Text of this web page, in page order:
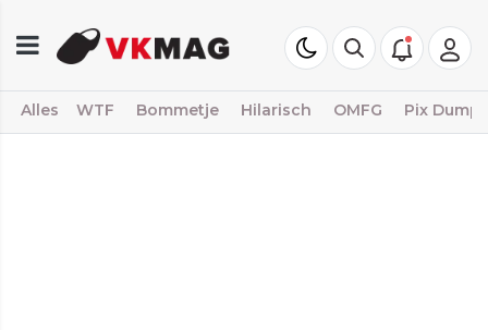
Alles WTF Bommetje Hilarisch OMFG Pix Dump